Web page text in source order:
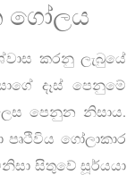
ගෝලය
කරනු ලැබුයේ
දෑස් පෙනුමේ
පෙනුන නිසාය.
ගෝලාකාර
සිතුවේ සූර්යයා